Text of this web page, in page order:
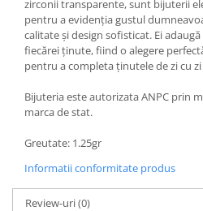
zirconii transparente, sunt bijuterii
pentru a evidenția gustul
calitate și design sofisticat. Ei
fiecărei ținute, fiind o alegere
pentru a completa ținutele de zi cu
Bijuteria este autorizata ANPC prin
marca de stat.
Greutate: 1.25gr
Informatii conformitate produs
Review-uri(0)